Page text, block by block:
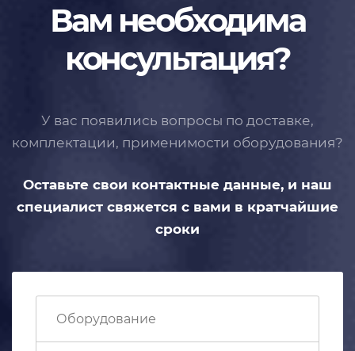
Вам необходима
консультация?
У вас появились вопросы по доставке,
комплектации, применимости оборудования?
Оставьте свои контактные данные, и наш
специалист свяжется с вами в кратчайшие
сроки